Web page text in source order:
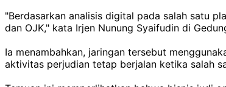
"Berdasarkan analisis digital pada salah satu
dan OJK," kata Irjen Nunung Syaifudin di
Ia menambahkan, jaringan tersebut
aktivitas perjudian tetap berjalan ketika salah